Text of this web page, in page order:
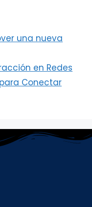
una nueva
en Redes
Conectar